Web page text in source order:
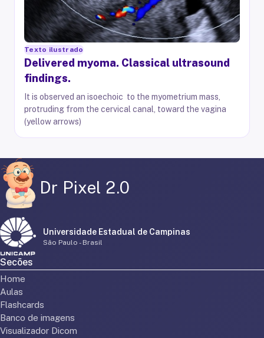
Texto ilustrado
Delivered myoma. Classical ultrasound
findings.
It is observed an isoechoic to the myometrium mass,
protruding from the cervical canal, toward the vagina
(yellow arrows)
Dr Pixel 2.0
Universidade Estadual de Campinas
São Paulo - Brasil
Secões
Home
Aulas
Flashcards
Banco de imagens
Visualizador Dicom